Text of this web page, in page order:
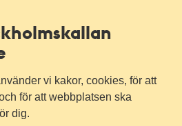
vi kakor, cookies, för att
för att webbplatsen ska
dig.